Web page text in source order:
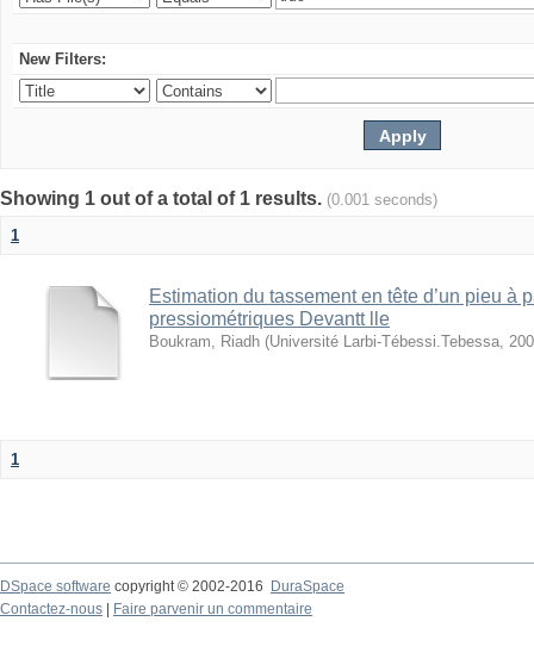
New Filters:
Showing 1 out of a total of 1 results. (0.001 seconds)
1
Estimation du tassement en tête d’un pieu à
pressiométriques Devantt lle
Boukram, Riadh (Université Larbi-Tébessi.Tebessa,
1
DSpace software copyright © 2002-2016
DuraSpace
Contactez-nous
Faire parvenir un commentaire